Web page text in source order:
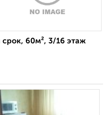
срок, 60м², 3/16 этаж